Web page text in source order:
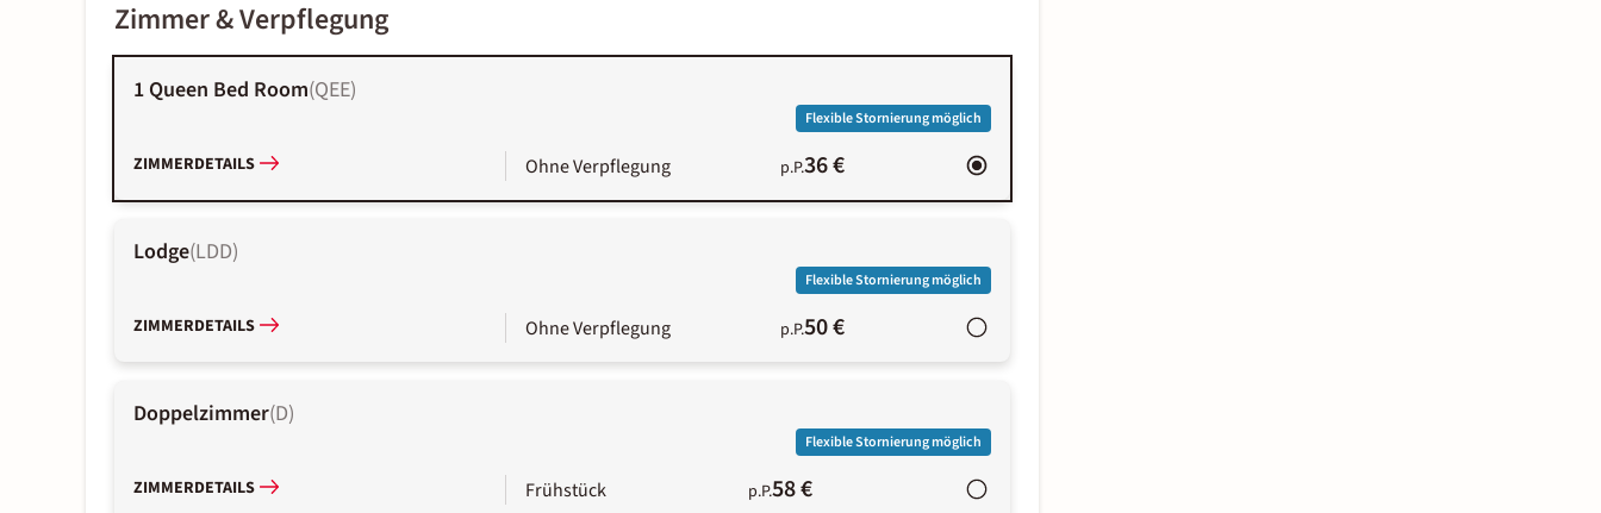
Zimmer & Verpflegung
1 Queen Bed Room(QEE)
Flexible Stornierung möglich
ZIMMERDETAILS Ohne Verpflegung p.P.36 €
Lodge(LDD)
Flexible Stornierung möglich
ZIMMERDETAILS Ohne Verpflegung p.P.50 €
Doppelzimmer(D)
Flexible Stornierung möglich
ZIMMERDETAILS Frühstück p.P.58 €